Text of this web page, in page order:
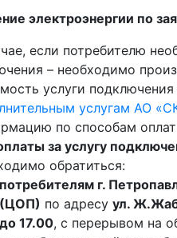
электроэнергии по
если потребителю
– необходимо
услуги
услугам АО
по способам
за услугу
обратиться:
потребителям г.
(ЦОП) по адресу ул.
до 17.00, с перерывом на